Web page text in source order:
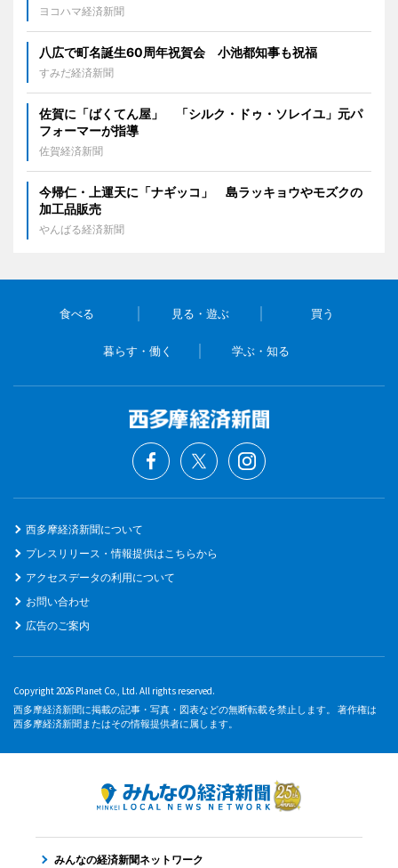
ヨコハマ経済新聞
八広で町名誕生60周年祝賀会 小池都知事も祝福
すみだ経済新聞
佐賀に「ばくてん屋」 「シルク・ドゥ・ソレイユ」元パ
フォーマーが指導
佐賀経済新聞
今帰仁・上運天に「ナギッコ」 島ラッキョウやモズクの
加工品販売
やんばる経済新聞
食べる 見る・遊ぶ 買う
暮らす・働く 学ぶ・知る
西多摩経済新聞について
プレスリリース・情報提供はこちらから
アクセスデータの利用について
お問い合わせ
広告のご案内
Copyright 2026 Planet Co., Ltd. All rights reserved.
西多摩経済新聞に掲載の記事・写真・図表などの無断転載を禁止します。 著作権は
西多摩経済新聞またはその情報提供者に属します。
みんなの経済新聞ネットワーク